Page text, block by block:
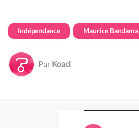
Indépendance Maurice Bandama
Par Koaci